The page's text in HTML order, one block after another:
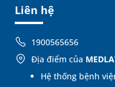
Liên hệ
1900565656
Địa điểm của
Hệ thống bệnh